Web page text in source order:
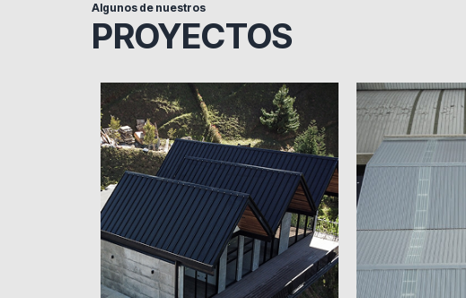
Algunos de nuestros
PROYECTOS